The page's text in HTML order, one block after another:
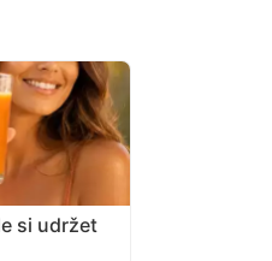
si udržet